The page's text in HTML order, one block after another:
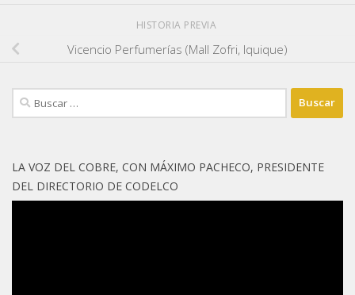
HISTORIA PREVIA
Vicencio Perfumerías (Mall Zofri, Iquique)
Buscar:
LA VOZ DEL COBRE, CON MÁXIMO PACHECO, PRESIDENTE
DEL DIRECTORIO DE CODELCO